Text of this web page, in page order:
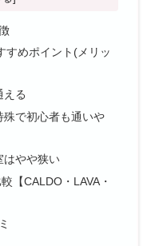
すめポイント(メリッ
る
で初心者も通いや
はやや狭い
【CALDO・LAVA・